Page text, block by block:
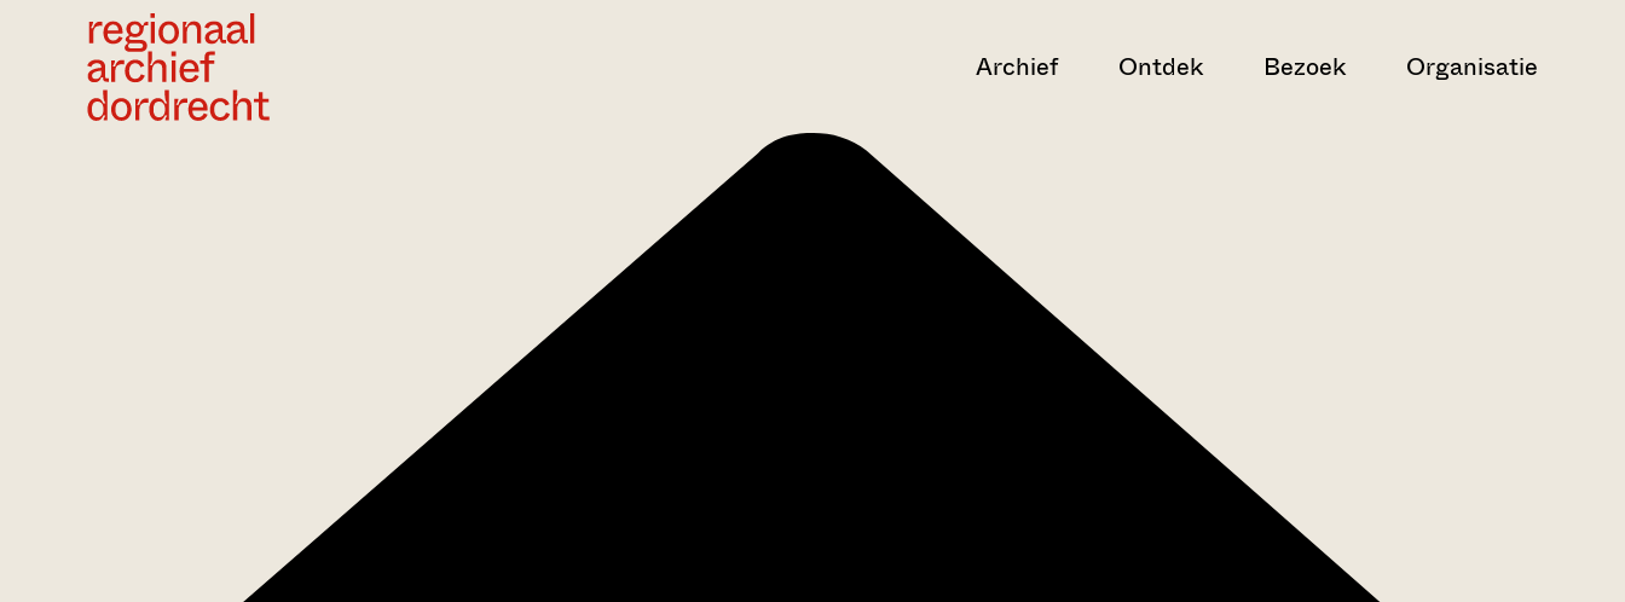
Archief Ontdek Bezoek Organisatie